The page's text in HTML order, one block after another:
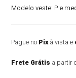
Modelo veste: P e
Pague no Pixà vista e
Frete Grátis a partir